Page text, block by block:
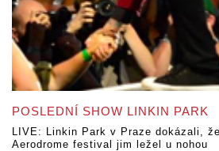
POSLEDNÍ SHOW LINKIN PARK
LIVE: Linkin Park v Praze dokázali,
Aerodrome festival jim ležel u nohou